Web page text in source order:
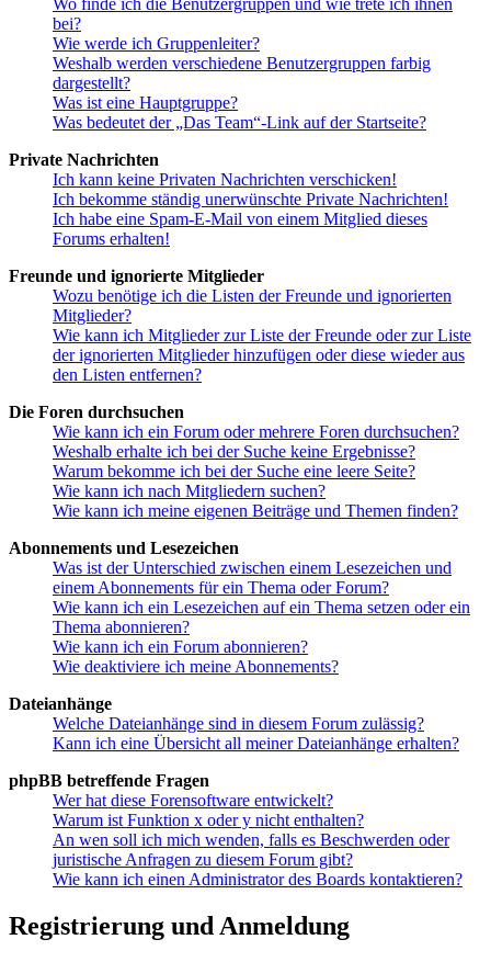
Wo finde ich die Benutzergruppen und wie trete ich ihnen
bei?
Wie werde ich Gruppenleiter?
Weshalb werden verschiedene Benutzergruppen farbig
dargestellt?
Was ist eine Hauptgruppe?
Was bedeutet der „Das Team“-Link auf der Startseite?
Private Nachrichten
Ich kann keine Privaten Nachrichten verschicken!
Ich bekomme ständig unerwünschte Private Nachrichten!
Ich habe eine Spam-E-Mail von einem Mitglied dieses
Forums erhalten!
Freunde und ignorierte Mitglieder
Wozu benötige ich die Listen der Freunde und ignorierten
Mitglieder?
Wie kann ich Mitglieder zur Liste der Freunde oder zur Liste
der ignorierten Mitglieder hinzufügen oder diese wieder aus
den Listen entfernen?
Die Foren durchsuchen
Wie kann ich ein Forum oder mehrere Foren durchsuchen?
Weshalb erhalte ich bei der Suche keine Ergebnisse?
Warum bekomme ich bei der Suche eine leere Seite?
Wie kann ich nach Mitgliedern suchen?
Wie kann ich meine eigenen Beiträge und Themen finden?
Abonnements und Lesezeichen
Was ist der Unterschied zwischen einem Lesezeichen und
einem Abonnements für ein Thema oder Forum?
Wie kann ich ein Lesezeichen auf ein Thema setzen oder ein
Thema abonnieren?
Wie kann ich ein Forum abonnieren?
Wie deaktiviere ich meine Abonnements?
Dateianhänge
Welche Dateianhänge sind in diesem Forum zulässig?
Kann ich eine Übersicht all meiner Dateianhänge erhalten?
phpBB betreffende Fragen
Wer hat diese Forensoftware entwickelt?
Warum ist Funktion x oder y nicht enthalten?
An wen soll ich mich wenden, falls es Beschwerden oder
juristische Anfragen zu diesem Forum gibt?
Wie kann ich einen Administrator des Boards kontaktieren?
Registrierung und Anmeldung